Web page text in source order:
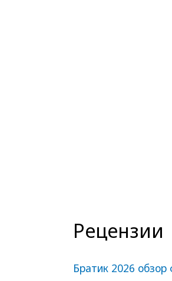
Рецензии
Братик 2026